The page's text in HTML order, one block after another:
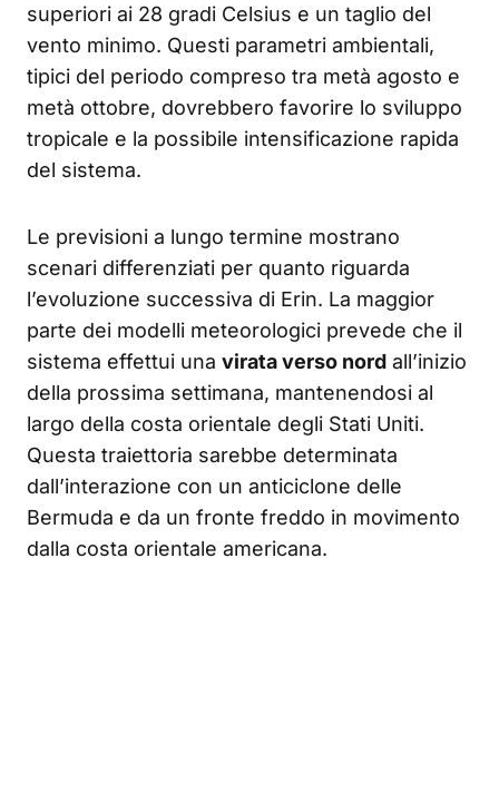
superiori ai 28 gradi Celsius e un taglio del
vento minimo. Questi parametri ambientali,
tipici del periodo compreso tra metà agosto e
metà ottobre, dovrebbero favorire lo sviluppo
tropicale e la possibile intensificazione rapida
del sistema.
Le previsioni a lungo termine mostrano
scenari differenziati per quanto riguarda
l’evoluzione successiva di Erin. La maggior
parte dei modelli meteorologici prevede che il
sistema effettui una virata verso nord all’inizio
della prossima settimana, mantenendosi al
largo della costa orientale degli Stati Uniti.
Questa traiettoria sarebbe determinata
dall’interazione con un anticiclone delle
Bermuda e da un fronte freddo in movimento
dalla costa orientale americana.